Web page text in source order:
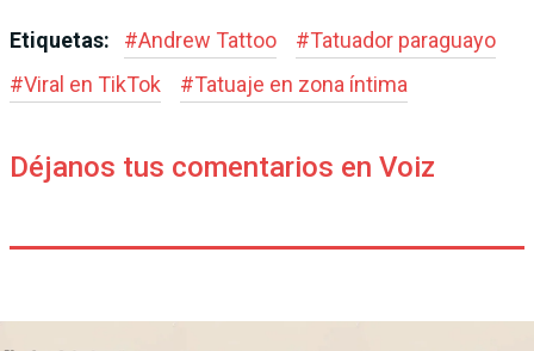
Etiquetas: #Andrew Tattoo #Tatuador paraguayo
#Viral en TikTok #Tatuaje en zona íntima
Déjanos tus comentarios en Voiz